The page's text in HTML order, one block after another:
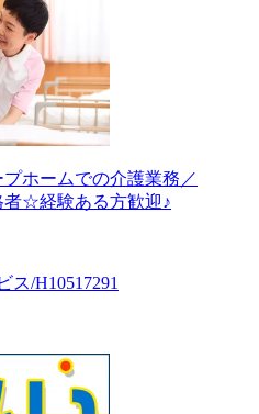
プホームでの介護業務／
☆経験ある方歓迎♪
ス/H10517291